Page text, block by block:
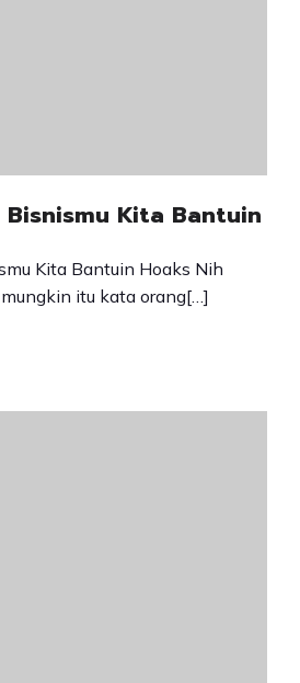
Bisnismu Kita Bantuin
Kita Bantuin Hoaks Nih
mungkin itu kata orang[…]